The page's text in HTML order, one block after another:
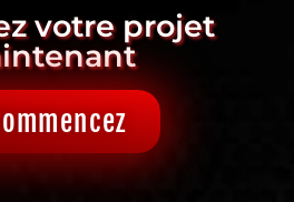
votre projet